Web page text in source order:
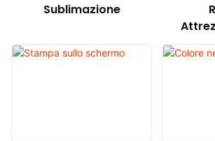
Sublimazione